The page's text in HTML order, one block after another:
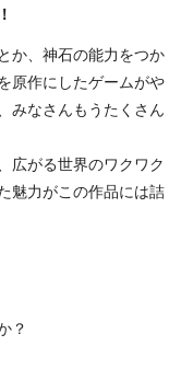
か、神石の能力をつか
原作にしたゲームがや
みなさんもうたくさん
広がる世界のワクワク
魅力がこの作品には詰
？